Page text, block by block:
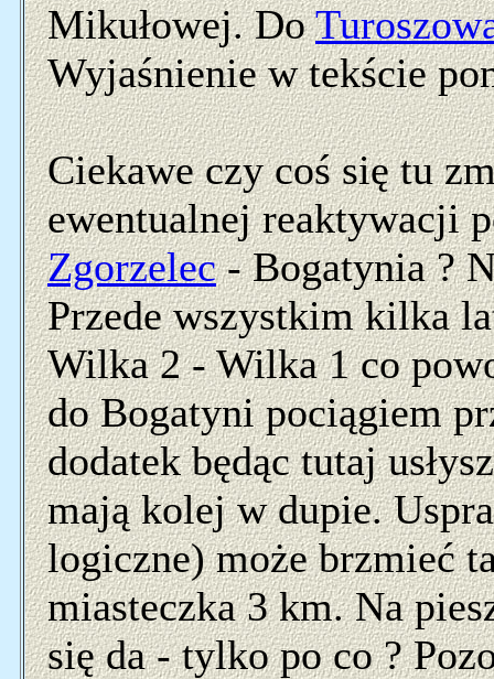
Mikułowej. Do
Wyjaśnienie w tekście
Ciekawe czy coś się tu
ewentualnej reaktywacji
Zgorzelec- Bogatynia ?
Przede wszystkim kilka
Wilka 2 - Wilka 1 co
do Bogatyni pociągiem
dodatek będąc tutaj
mają kolej w dupie.
logiczne) może brzmieć
miasteczka 3 km. Na
się da - tylko po co ?